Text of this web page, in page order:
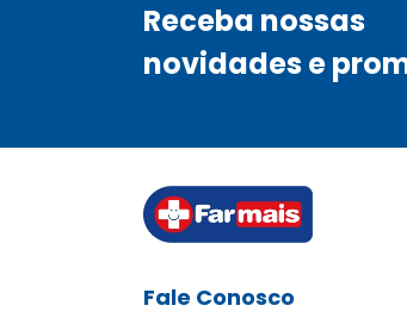
Receba nossas
novidades e
Fale Conosco